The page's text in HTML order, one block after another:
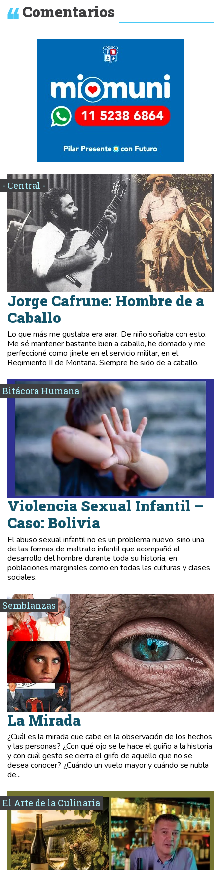
Comentarios
- Central -
Jorge Cafrune: Hombre de a
Caballo
Lo que más me gustaba era arar. De niño soñaba con esto.
Me sé mantener bastante bien a caballo, he domado y me
perfeccioné como jinete en el servicio militar, en el
Regimiento II de Montaña. Siempre he sido de a caballo.
Bitácora Humana
Violencia Sexual Infantil –
Caso: Bolivia
El abuso sexual infantil no es un problema nuevo, sino una
de las formas de maltrato infantil que acompañó al
desarrollo del hombre durante toda su historia, en
poblaciones marginales como en todas las culturas y clases
sociales.
Semblanzas
La Mirada
¿Cuál es la mirada que cabe en la observación de los hechos
y las personas? ¿Con qué ojo se le hace el guiño a la historia
y con cuál gesto se cierra el grifo de aquello que no se
desea conocer? ¿Cuándo un vuelo mayor y cuándo se nubla
de...
El Arte de la Culinaria